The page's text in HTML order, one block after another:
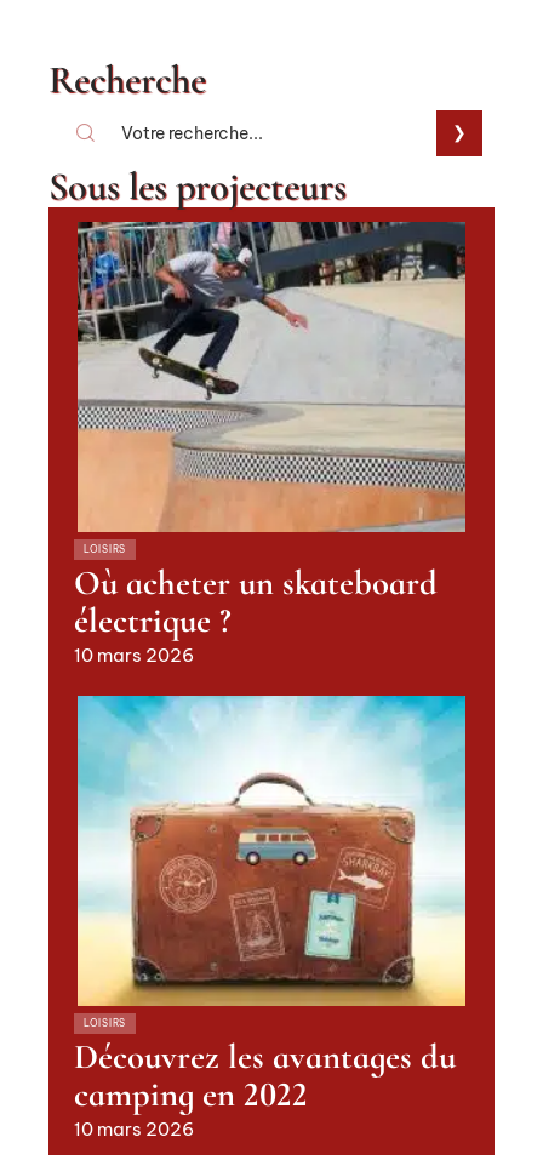
Recherche
Sous les projecteurs
LOISIRS
Où acheter un skateboard
électrique ?
10 mars 2026
LOISIRS
Découvrez les avantages du
camping en 2022
10 mars 2026